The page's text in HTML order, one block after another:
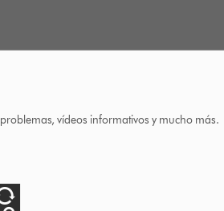
vídeos informativos y mucho más.